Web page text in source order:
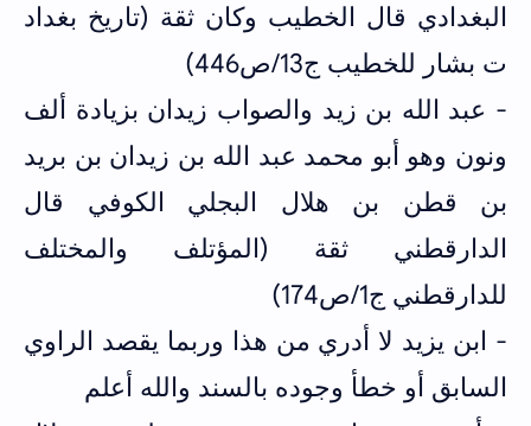
البغدادي قال الخطيب وكان ثقة (تاريخ بغداد
ت بشار للخطيب ج13/ص446)
- عبد الله بن زيد والصواب زيدان بزيادة ألف
ونون وهو أبو محمد عبد الله بن زيدان بن بريد
بن قطن بن هلال البجلي الكوفي قال
الدارقطني ثقة (المؤتلف والمختلف
للدارقطني ج1/ص174)
- ابن يزيد لا أدري من هذا وربما يقصد الراوي
السابق أو خطأ وجوده بالسند والله أعلم